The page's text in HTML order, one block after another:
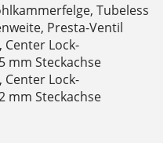
Tubeless
Presta-Ventil
Center Lock-
mm Steckachse
Center Lock-
mm Steckachse